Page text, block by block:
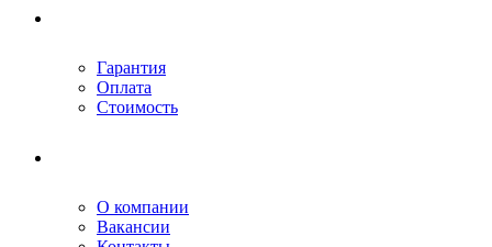
Гарантия
Оплата
Стоимость
О компании
Вакансии